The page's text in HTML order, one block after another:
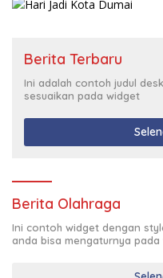
Berita Terbaru
Ini adalah contoh judul
sesuaikan pada widget
Berita Olahraga
Ini contoh widget dengan
anda bisa mengaturnya